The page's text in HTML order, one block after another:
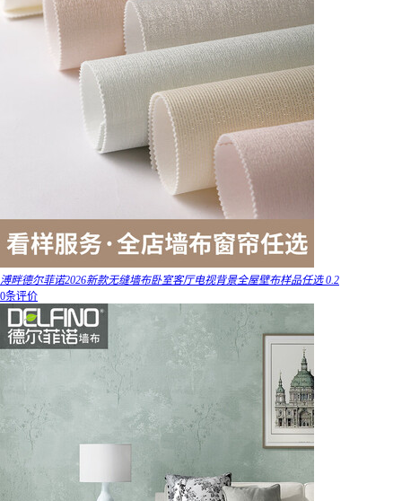
溥畔德尔菲诺2026新款无缝墙布卧室客厅电视背景全屋壁布样品任选 0.2
0条评价